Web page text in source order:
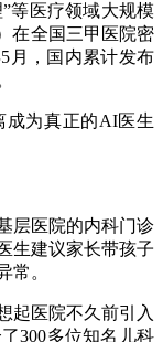
医疗领域大规模
在全国三甲医院密
月，国内累计发布
为真正的AI医生
医院的内科门诊
生建议家长带孩子
常。
医院不久前引入
300多位知名儿科